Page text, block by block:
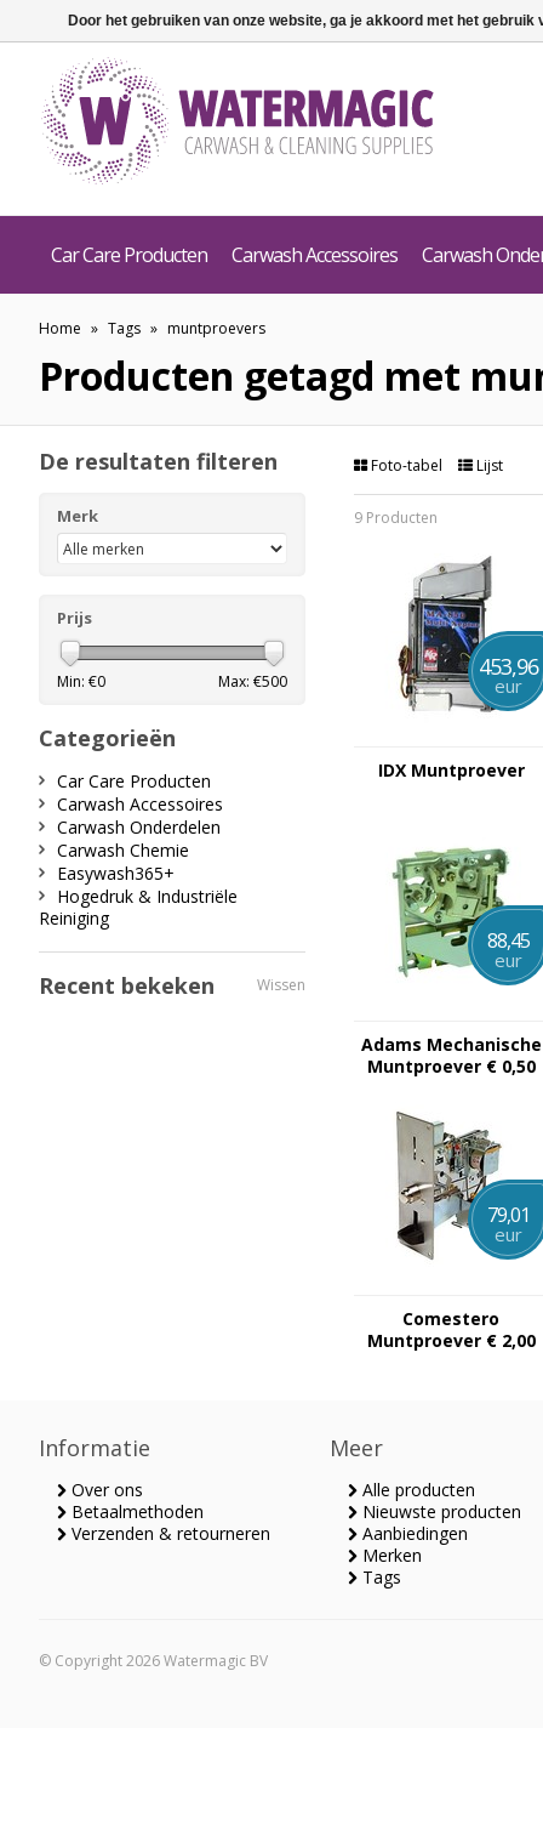
Car Care Producten Carwash Accessoires Carwash
Home » Tags » muntproevers
Producten getagd met
Foto-tabel Lijst
9 Producten
453,96
eur
IDX Muntproever
88,45
eur
Adams Mechanische
Muntproever € 0,50
79,01
eur
Comestero
Muntproever € 2,00
De resultaten filteren
Merk
Prijs
Min: €0 Max: €500
Categorieën
Car Care Producten
Carwash Accessoires
Carwash Onderdelen
Carwash Chemie
Easywash365+
Hogedruk & Industriële
Reiniging
Recent bekeken Wissen
Informatie
Over ons
Betaalmethoden
Verzenden & retourneren
Meer
Alle producten
Nieuwste producten
Aanbiedingen
Merken
Tags
© Copyright 2026 Watermagic BV
Door het gebruiken van onze website, ga je akkoord met het